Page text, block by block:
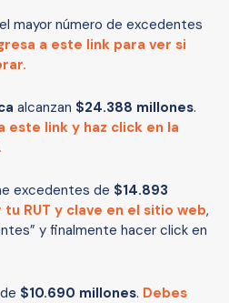
mayor número de excedentes
a este link para ver si
alcanzan $24.388 millones.
este link y haz click en la
excedentes de $14.893
RUT y clave en el sitio web,
y finalmente hacer click en
$10.690 millones. Debes